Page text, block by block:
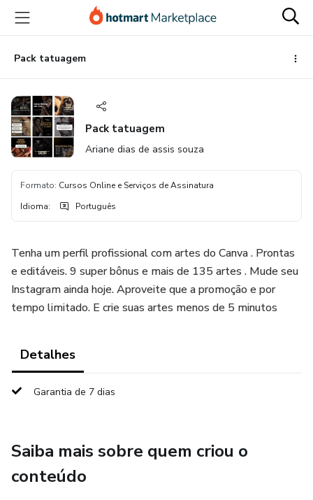
para
conteúdo
principal
para
pagamento
para
rodapé
Pack tatuagem
Pack tatuagem
Ariane dias de assis souza
Formato: Cursos Online e Serviços de Assinatura
Idioma: Português
Tenha um perfil profissional com artes do Canva . Prontas
e editáveis. 9 super bônus e mais de 135 artes . Mude seu
Instagram ainda hoje. Aproveite que a promoção e por
tempo limitado. E crie suas artes menos de 5 minutos
Detalhes
Garantia de 7 dias
Saiba mais sobre quem criou o
conteúdo